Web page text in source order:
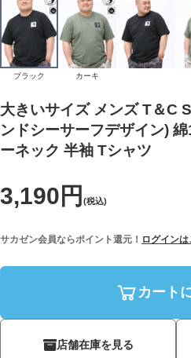
大きいサイズ メンズ T＆C
ンドシーサーフデザイン)
ーネック 半袖 Tシャツ
3,190円 (税込)
サカゼン会員ならポイント還元！ ログインは
カート
店舗在庫を見る
ブラック カーキ